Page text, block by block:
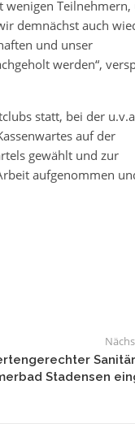
wenigen
demnächst auch
und unser
werden“,
statt, bei der
auf der
gewählt und zur
aufgenommen
Stadensen